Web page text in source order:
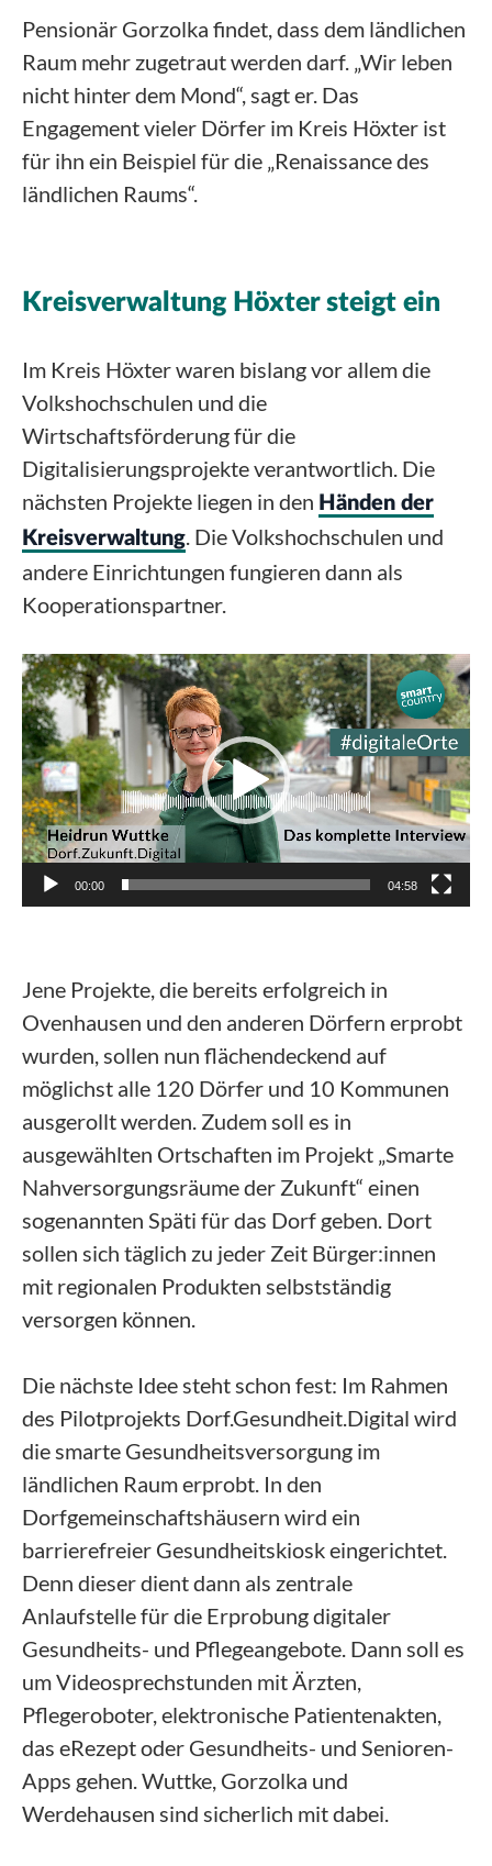
Pensionär Gorzolka findet, dass dem ländlichen
Raum mehr zugetraut werden darf. „Wir leben
nicht hinter dem Mond“, sagt er. Das
Engagement vieler Dörfer im Kreis Höxter ist
für ihn ein Beispiel für die „Renaissance des
ländlichen Raums“.
Kreisverwaltung Höxter steigt ein
Im Kreis Höxter waren bislang vor allem die
Volkshochschulen und die
Wirtschaftsförderung für die
Digitalisierungsprojekte verantwortlich. Die
nächsten Projekte liegen in den Händen der
Kreisverwaltung. Die Volkshochschulen und
andere Einrichtungen fungieren dann als
Kooperationspartner.
Video-
Player
00:00 04:58
Jene Projekte, die bereits erfolgreich in
Ovenhausen und den anderen Dörfern erprobt
wurden, sollen nun flächendeckend auf
möglichst alle 120 Dörfer und 10 Kommunen
ausgerollt werden. Zudem soll es in
ausgewählten Ortschaften im Projekt „Smarte
Nahversorgungsräume der Zukunft“ einen
sogenannten Späti für das Dorf geben. Dort
sollen sich täglich zu jeder Zeit Bürger:innen
mit regionalen Produkten selbstständig
versorgen können.
Die nächste Idee steht schon fest: Im Rahmen
des Pilotprojekts Dorf.Gesundheit.Digital wird
die smarte Gesundheitsversorgung im
ländlichen Raum erprobt. In den
Dorfgemeinschaftshäusern wird ein
barrierefreier Gesundheitskiosk eingerichtet.
Denn dieser dient dann als zentrale
Anlaufstelle für die Erprobung digitaler
Gesundheits- und Pflegeangebote. Dann soll es
um Videosprechstunden mit Ärzten,
Pflegeroboter, elektronische Patientenakten,
das eRezept oder Gesundheits- und Senioren-
Apps gehen. Wuttke, Gorzolka und
Werdehausen sind sicherlich mit dabei.